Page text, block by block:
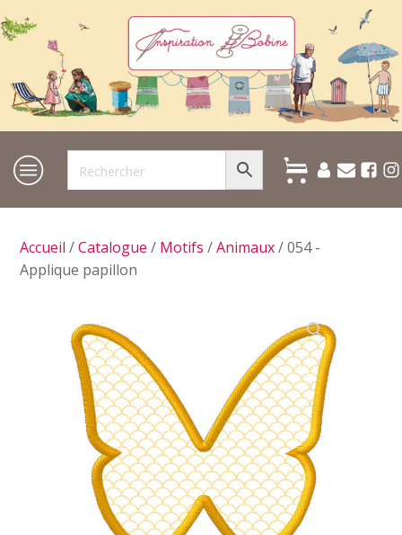
Accueil /Catalogue / Motifs /Animaux/ 054 -
Applique papillon